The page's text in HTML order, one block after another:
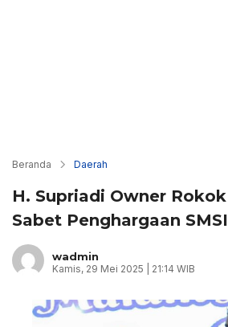
Beranda Daerah
H. Supriadi Owner
Sabet Penghargaan
wadmin
Kamis, 29 Mei 2025 | 21:14 WIB